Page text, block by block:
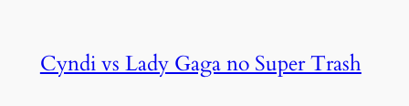
Cyndi vs Lady Gaga no Super Trash